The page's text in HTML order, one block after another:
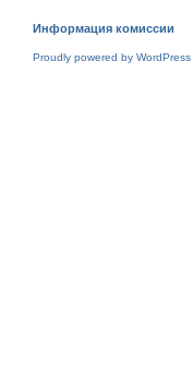
Информация комиссии
Proudly powered by WordPress